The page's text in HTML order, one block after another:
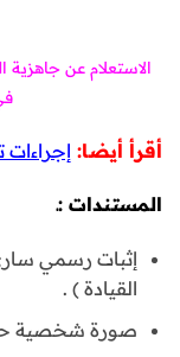
الاستعلام عن جاهزية
أقرأ أيضا:
المستندات :ـ
إثبات رسمي
القيادة ) .
صورة شخصية